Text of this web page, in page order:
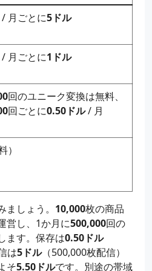
月ごとに5ドル
月ごとに1ドル
回のユニーク変換は無料、
回ごとに0.50ドル/ 月
）
しょう。 10,000枚の商品
営し、1か月に500,000回の
ます。保存は0.50ドル
は5ドル（500,000枚配信）
そ5.50ドルです。別途の帯域